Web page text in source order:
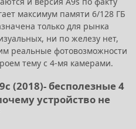
максимум памяти 6/128 ГБ
только для рынка
ни по железу нет,
реальные фотовозможности
тему с 4-мя камерами.
(2018)- бесполезные 4
устройство не